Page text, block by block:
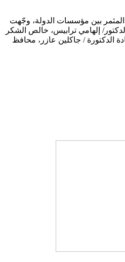
بين مؤسسات الدولة، وجّهت
إلهامي ترابيس، خالص الشكر
الدكتورة / جاكلين عازر، محافظ